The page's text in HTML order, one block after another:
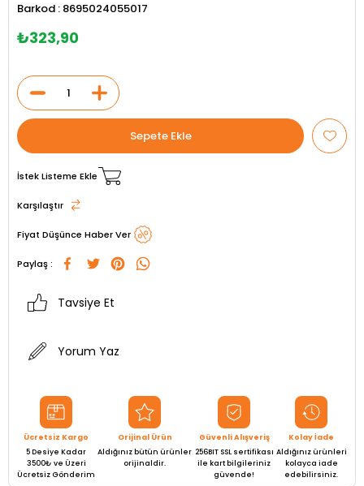
Barkod : 8695024055017
₺323,90
İstek Listeme Ekle
Karşılaştır
Fiyat Düşünce Haber Ver
Paylaş :
Tavsiye Et
Yorum Yaz
Ücretsiz Kargo
5 Desiye Kadar
3500₺ ve Üzeri
Ücretsiz Gönderim
Orijinal Ürün
Aldığınız bütün ürünler
orijinaldir.
Güvenli Alışveriş
256BIT SSL sertifikası
ile kart bilgileriniz
güvende!
Kolay İade
Aldığınız ürünleri
kolayca iade
edebilirsiniz.